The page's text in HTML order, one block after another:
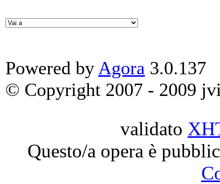
Powered by Agora 3.0.137
© Copyright 2007 - 2009
validato
Questo/a opera è